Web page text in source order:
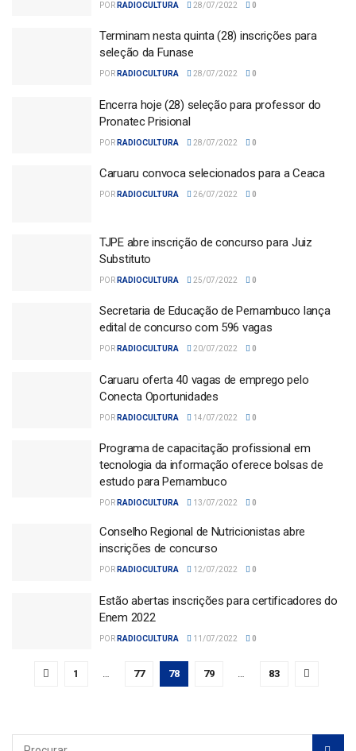
POR RADIOCULTURA 28/07/2022 0
Terminam nesta quinta (28) inscrições para
seleção da Funase
POR RADIOCULTURA 28/07/2022 0
Encerra hoje (28) seleção para professor do
Pronatec Prisional
POR RADIOCULTURA 28/07/2022 0
Caruaru convoca selecionados para a Ceaca
POR RADIOCULTURA 26/07/2022 0
TJPE abre inscrição de concurso para Juiz
Substituto
POR RADIOCULTURA 25/07/2022 0
Secretaria de Educação de Pernambuco lança
edital de concurso com 596 vagas
POR RADIOCULTURA 20/07/2022 0
Caruaru oferta 40 vagas de emprego pelo
Conecta Oportunidades
POR RADIOCULTURA 14/07/2022 0
Programa de capacitação profissional em
tecnologia da informação oferece bolsas de
estudo para Pernambuco
POR RADIOCULTURA 13/07/2022 0
Conselho Regional de Nutricionistas abre
inscrições de concurso
POR RADIOCULTURA 12/07/2022 0
Estão abertas inscrições para certificadores do
Enem 2022
POR RADIOCULTURA 11/07/2022 0
1 … 77 78 79 … 83